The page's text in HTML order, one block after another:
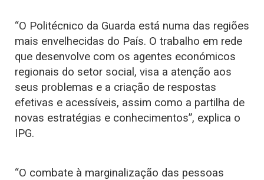
“O Politécnico da Guarda está numa das regiões
mais envelhecidas do País. O trabalho em rede
que desenvolve com os agentes económicos
regionais do setor social, visa a atenção aos
seus problemas e a criação de respostas
efetivas e acessíveis, assim como a partilha de
novas estratégias e conhecimentos”, explica o
IPG.
“O combate à marginalização das pessoas